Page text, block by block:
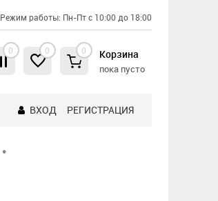
Режим работы: Пн-Пт с 10:00 до 18:00
0 0 0 Корзина
пока пусто
ВХОД РЕГИСТРАЦИЯ
•